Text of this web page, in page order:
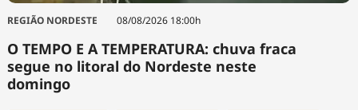
REGIÃO NORDESTE 08/08/2026 18:00h
O TEMPO E A TEMPERATURA: chuva fraca
segue no litoral do Nordeste neste
domingo